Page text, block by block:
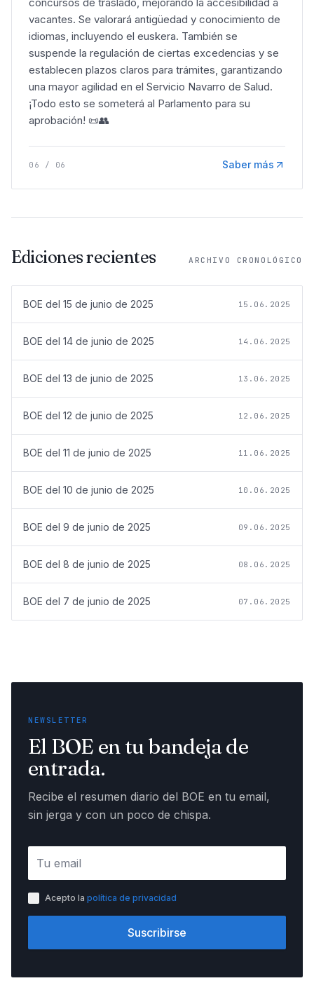
vacantes. Se valorará antigüedad y conocimiento de
idiomas, incluyendo el euskera. También se
suspende la regulación de ciertas excedencias y se
establecen plazos claros para trámites, garantizando
una mayor agilidad en el Servicio Navarro de Salud.
¡Todo esto se someterá al Parlamento para su
aprobación! 📜👥
06 / 06 Saber más
Ediciones recientes ARCHIVO CRONOLÓGICO
BOE del 15 de junio de 2025 15.06.2025
BOE del 14 de junio de 2025 14.06.2025
BOE del 13 de junio de 2025 13.06.2025
BOE del 12 de junio de 2025 12.06.2025
BOE del 11 de junio de 2025 11.06.2025
BOE del 10 de junio de 2025 10.06.2025
BOE del 9 de junio de 2025 09.06.2025
BOE del 8 de junio de 2025 08.06.2025
BOE del 7 de junio de 2025 07.06.2025
NEWSLETTER
El BOE en tu bandeja de
entrada.
Recibe el resumen diario del BOE en tu email,
sin jerga y con un poco de chispa.
Acepto la política de privacidad
Suscribirse